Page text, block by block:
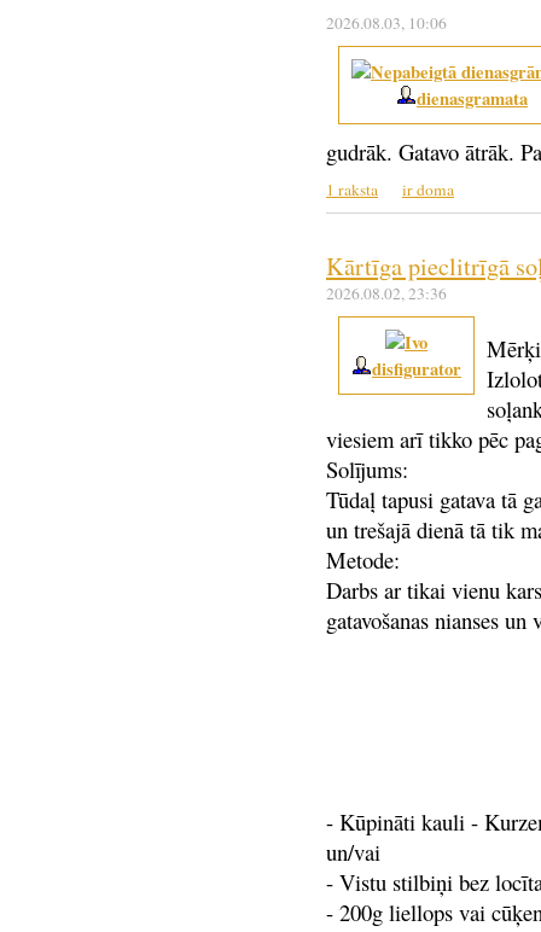
2026.08.03, 10:06
dienasgramata
gudrāk. Gatavo ātrāk.
1 raksta ir doma
Kārtīga pieclitrīgā
2026.08.02, 23:36
disfigurator
viesiem arī tikko pēc
Solījums:
Tūdaļ tapusi gatava tā
un trešajā dienā tā tik
Metode:
Darbs ar tikai vienu
gatavošanas nianses
- Kūpināti kauli -
un/vai
- Vistu stilbiņi bez
- 200g liellops vai